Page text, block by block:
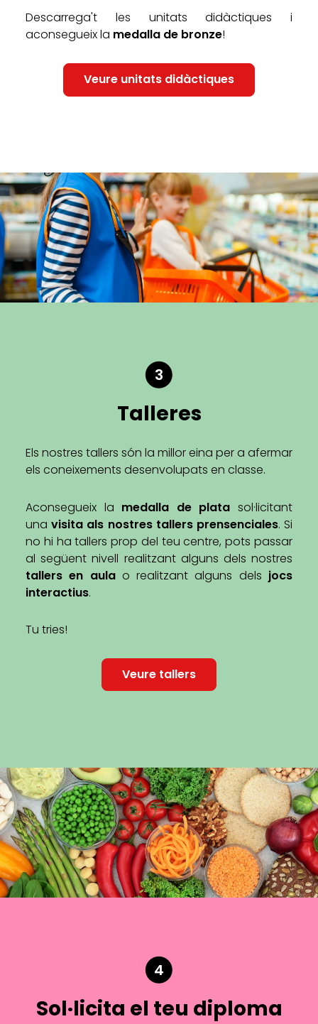
Descarrega't les unitats didàctiques i
aconsegueix la medalla de bronze!
Veure unitats didàctiques
3
Talleres
Els nostres tallers són la millor eina per a afermar
els coneixements desenvolupats en classe.
Aconsegueix la medalla de plata sol·licitant
unavisita als nostres tallers prensenciales. Si
no hi ha tallers prop del teu centre, pots passar
al següent nivell realitzant alguns dels nostres
tallers en aulao realitzant alguns dels jocs
interactius.
Tu tries!
Veure tallers
4
Sol·licita el teu diploma